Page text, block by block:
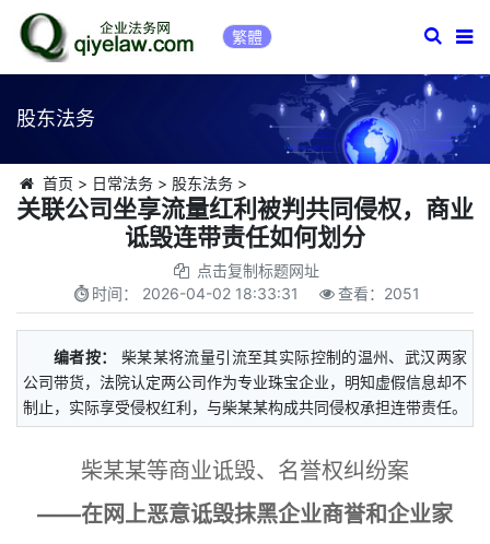
繁體
股东法务
首页 > 日常法务> 股东法务>
关联公司坐享流量红利被判共同侵权，商业
诋毁连带责任如何划分
点击复制标题网址
时间： 2026-04-02 18:33:31 查看： 2051
编者按：
柴某某将流量引流至其实际控制的温州、武汉两家
公司带货，法院认定两公司作为专业珠宝企业，明知虚假信息却不
制止，实际享受侵权红利，与柴某某构成共同侵权承担连带责任。
柴某某等商业诋毁、名誉权纠纷案
——在网上恶意诋毁抹黑企业商誉和企业家